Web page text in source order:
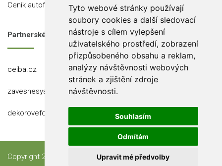
Tyto webové stránky používají
soubory cookies a další sledovací
nástroje s cílem vylepšení
uživatelského prostředí, zobrazení
přizpůsobeného obsahu a reklam,
analýzy návštěvnosti webových
stránek a zjištění zdroje
návštěvnosti.
Souhlasím
Odmítám
Upravit mé předvolby
Ceník autofólií
Partnerské stránky
ceiba.cz
zavesnesystemy.cz
dekorovefolie.cz
Copyright 2023 Ceiba, s.r.o.